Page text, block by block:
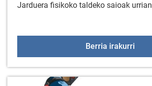
Jarduera fisikoko taldeko saioak urrian
Berria irakurri